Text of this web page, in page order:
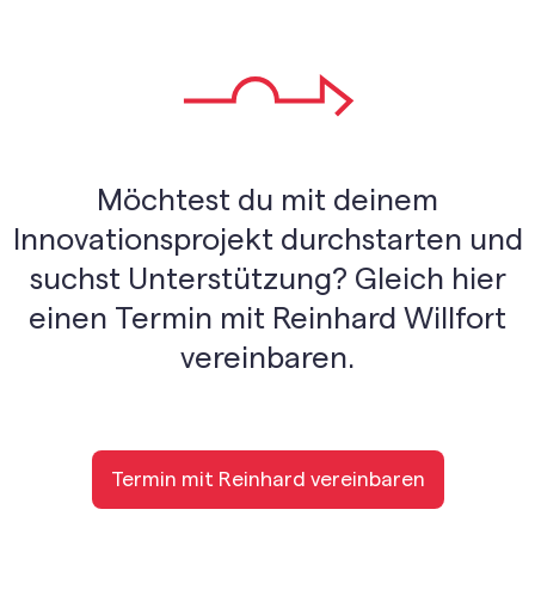
Möchtest du mit deinem
Innovationsprojekt durchstarten und
suchst Unterstützung? Gleich hier
einen Termin mit Reinhard Willfort
vereinbaren.
Termin mit Reinhard vereinbaren